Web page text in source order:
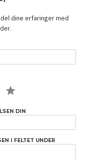
dine erfaringer med
5 STAR
DIN
I FELTET UNDER